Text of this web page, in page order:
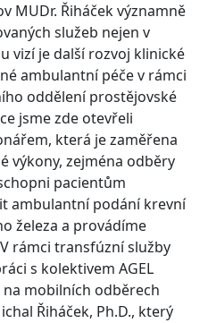
MUDr. Řiháček významně
služeb nejen v
vizí je další rozvoj klinické
ambulantní péče v rámci
oddělení prostějovské
jsme zde otevřeli
která je zaměřena
výkony, zejména odběry
pacientům
ambulantní podání krevní
železa a provádíme
rámci transfúzní služby
s kolektivem AGEL
mobilních odběrech
Řiháček, Ph.D., který